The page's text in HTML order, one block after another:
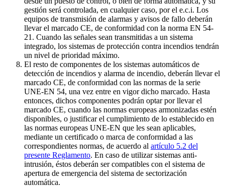
gestión será controlada, en cualquier caso, por el e.c.i. Los
equipos de transmisión de alarmas y avisos de fallo deberán
llevar el marcado CE, de conformidad con la norma EN 54-
21. Cuando las señales sean transmitidas a un sistema
integrado, los sistemas de protección contra incendios tendrán
un nivel de prioridad máximo.
El resto de componentes de los sistemas automáticos de
detección de incendios y alarma de incendio, deberán llevar el
marcado CE, de conformidad con las normas de la serie
UNE-EN 54, una vez entre en vigor dicho marcado. Hasta
entonces, dichos componentes podrán optar por llevar el
marcado CE, cuando las normas europeas armonizadas estén
disponibles, o justificar el cumplimiento de lo establecido en
las normas europeas UNE-EN que les sean aplicables,
mediante un certificado o marca de conformidad a las
correspondientes normas, de acuerdo al artículo 5.2 del
presente Reglamento. En caso de utilizar sistemas anti-
intrusión, éstos deberán ser compatibles con el sistema de
apertura de emergencia del sistema de sectorización
automática.